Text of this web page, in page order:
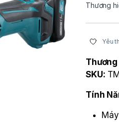
Thương
Yêu
SKU:
Tính